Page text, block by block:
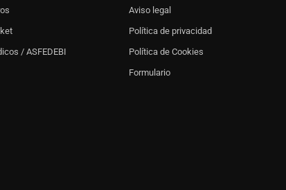
/ ASFEDEBI
Aviso legal
Política de privacidad
Política de Cookies
Formulario